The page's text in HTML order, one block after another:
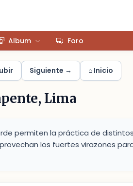
Album Foro
Siguiente → ⌂ Inicio
Lima
permiten la práctica de
los fuertes virazones